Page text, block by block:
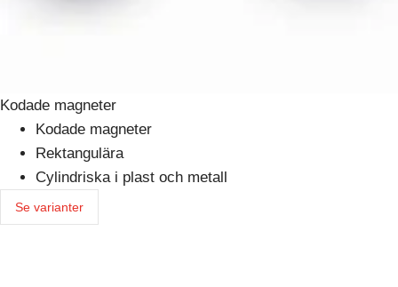
Kodade magneter
Kodade magneter
Rektangulära
Cylindriska i plast och metall
Se varianter